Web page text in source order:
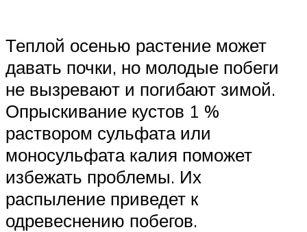
Теплой осенью растение может
давать почки, но молодые побеги
не вызревают и погибают зимой.
Опрыскивание кустов 1 %
раствором сульфата или
моносульфата калия поможет
избежать проблемы. Их
распыление приведет к
одревеснению побегов.